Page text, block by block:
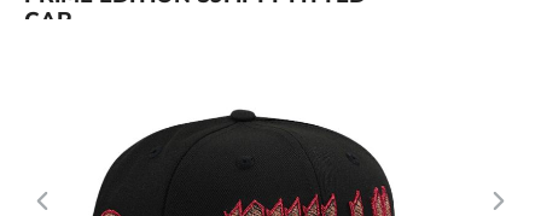
CAP